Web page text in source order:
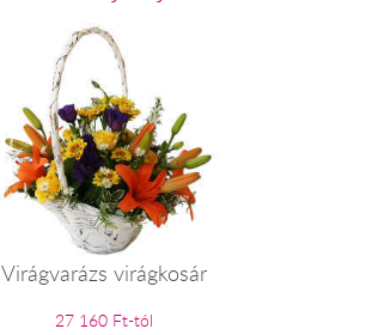
Virágvarázs virágkosár
27 160 Ft-tól